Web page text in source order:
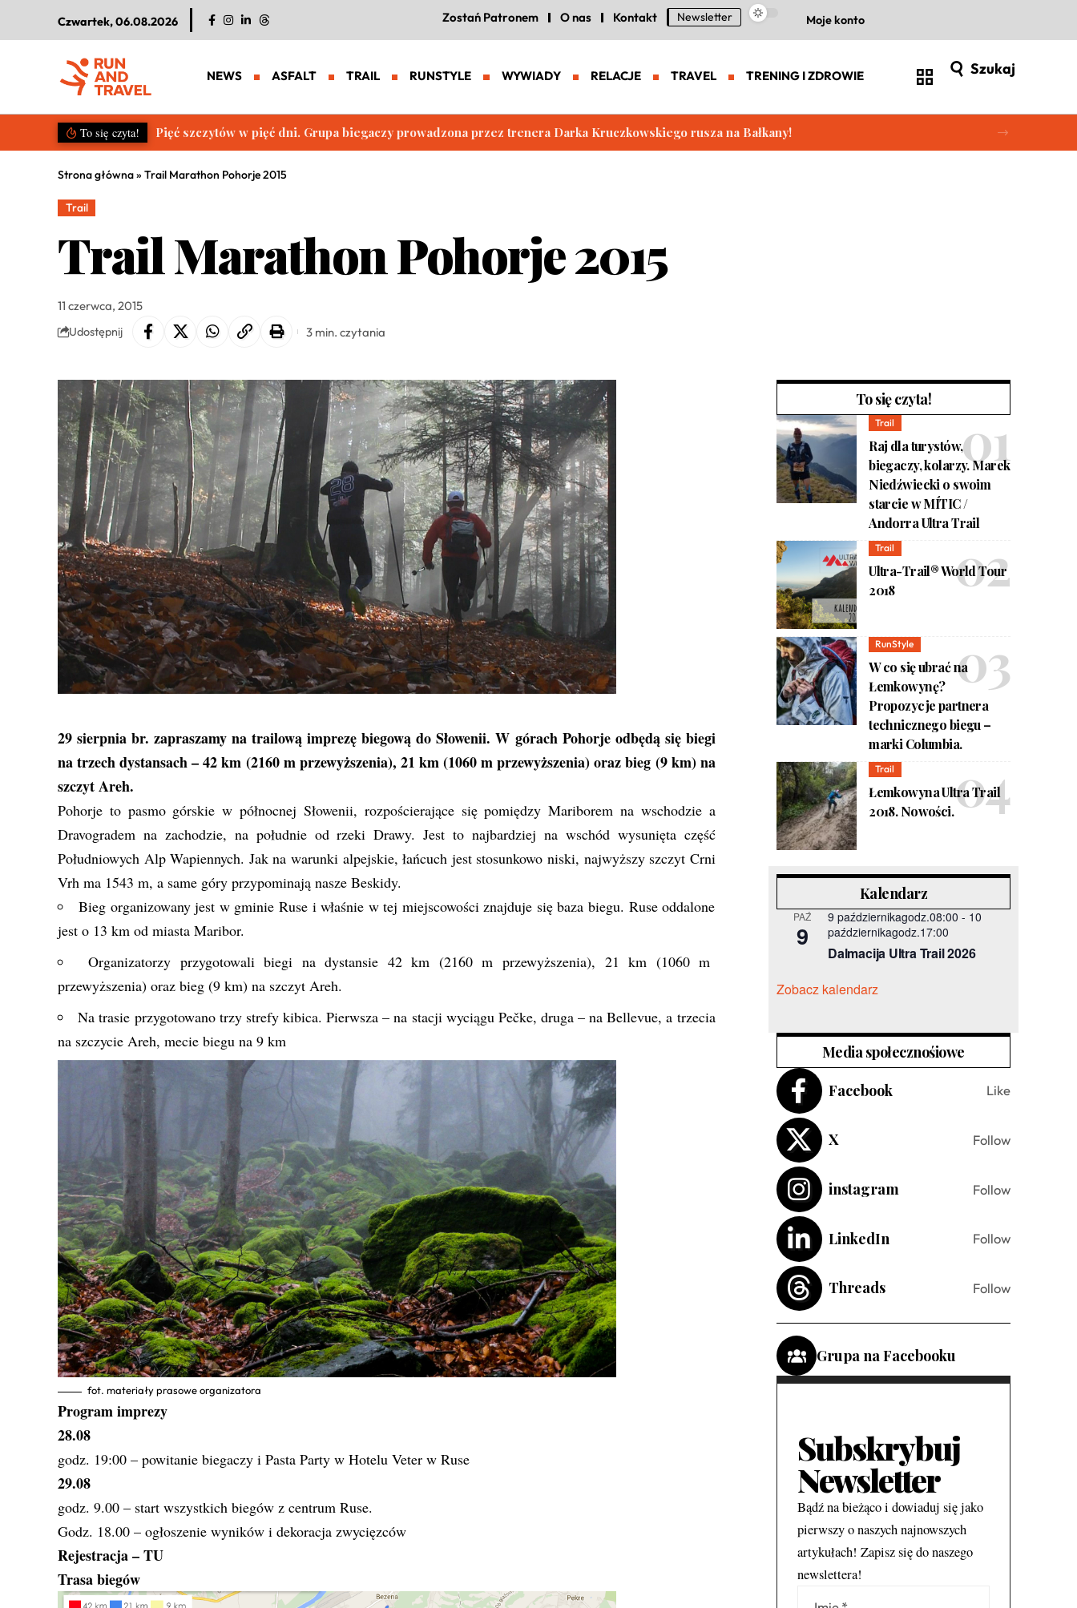
Czwartek, 06.08.2026 Zostań Patronem O nas Kontakt Newsletter Moje konto
NEWS ASFALT TRAIL RUNSTYLE WYWIADY RELACJE TRAVEL TRENING I ZDROWIE Szukaj
To się czyta! Pięć szczytów w pięć dni. Grupa biegaczy prowadzona przez trenera Darka Kruczkowskiego rusza na Bałkany!
Strona główna» Trail Marathon Pohorje 2015
Trail
Trail Marathon Pohorje 2015
11 czerwca, 2015
Udostępnij 3 min. czytania
29 sierpnia br. zapraszamy na trailową imprezę biegową do Słowenii. W górach Pohorje odbędą się biegi
na trzech dystansach – 42 km (2160 m przewyższenia), 21 km (1060 m przewyższenia) oraz bieg (9 km) na
szczyt Areh.
Pohorje to pasmo górskie w północnej Słowenii, rozpościerające się pomiędzy Mariborem na wschodzie a
Dravogradem na zachodzie, na południe od rzeki Drawy. Jest to najbardziej na wschód wysunięta część
Południowych Alp Wapiennych. Jak na warunki alpejskie, łańcuch jest stosunkowo niski, najwyższy szczyt Crni
Vrh ma 1543 m, a same góry przypominają nasze Beskidy.
Bieg organizowany jest w gminie Ruse i właśnie w tej miejscowości znajduje się baza biegu. Ruse oddalone
jest o 13 km od miasta Maribor.
Organizatorzy przygotowali biegi na dystansie 42 km (2160 m przewyższenia), 21 km (1060 m
przewyższenia) oraz bieg (9 km) na szczyt Areh.
Na trasie przygotowano trzy strefy kibica. Pierwsza – na stacji wyciągu Pečke, druga – na Bellevue, a trzecia
na szczycie Areh, mecie biegu na 9 km
fot. materiały prasowe organizatora
Program imprezy
28.08
godz. 19:00 – powitanie biegaczy i Pasta Party w Hotelu Veter w Ruse
29.08
godz. 9.00 – start wszystkich biegów z centrum Ruse.
Godz. 18.00 – ogłoszenie wyników i dekoracja zwycięzców
Rejestracja –TU
Trasa biegów
To się czyta!
Trail
Raj dla turystów,
biegaczy, kolarzy. Marek
Niedźwiecki o swoim
starcie w MÍTIC /
Andorra Ultra Trail
Trail
Ultra-Trail® World Tour
2018
RunStyle
W co się ubrać na
Łemkowynę?
Propozycje partnera
technicznego biegu –
marki Columbia.
Trail
Łemkowyna Ultra Trail
2018. Nowości.
Kalendarz
PAŹ
9
9 październikagodz.08:00 - 10
październikagodz.17:00
Dalmacija Ultra Trail 2026
Zobacz kalendarz
Media społecznośiowe
Facebook
Like
X Follow
instagram Follow
LinkedIn Follow
Threads Follow
Grupa na Facebooku
Subskrybuj
Newsletter
Bądź na bieżąco i dowiaduj się jako
pierwszy o naszych najnowszych
artykułach! Zapisz się do naszego
newslettera!
Alternative: